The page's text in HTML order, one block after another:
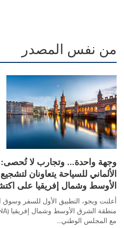
من نفس المصدر
وجهة واحدة... وتجارب لا
الألماني للسياحة يتعاونان
الأوسط وشمال إفريقيا على
أعلنت ويجو، التطبيق الأول للسفر وسوق
مع المجلس الوطني...